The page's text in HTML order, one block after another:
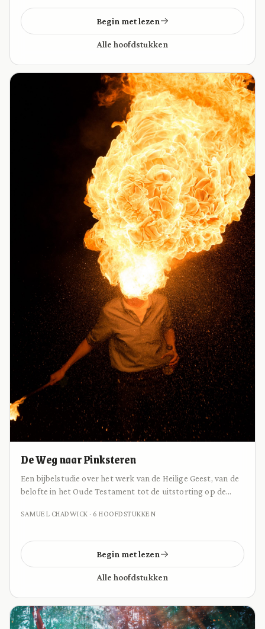
Begin met lezen
Alle hoofdstukken
De Weg naar Pinksteren
Een bijbelstudie over het werk van de Heilige Geest, van de
belofte in het Oude Testament tot de uitstorting op de
SAMUEL CHADWICK · 6 HOOFDSTUKKEN
Begin met lezen
Alle hoofdstukken